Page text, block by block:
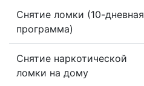
Снятие ломки (10-дневная
программа)
Снятие наркотической
ломки на дому